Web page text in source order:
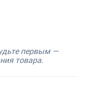
первым —
товара.